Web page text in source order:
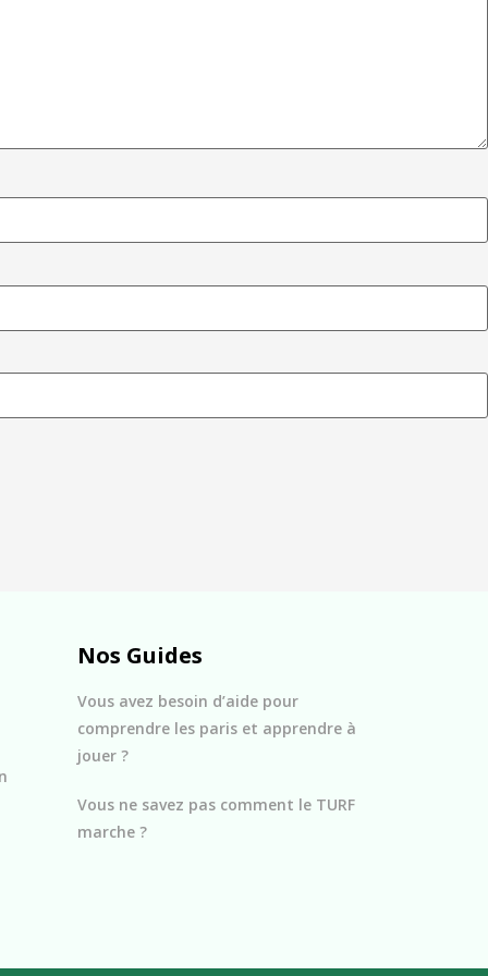
Nos Guides
Vous avez besoin d’aide pour
comprendre les paris et apprendre à
jouer ?
Vous ne savez pas comment le TURF
marche ?